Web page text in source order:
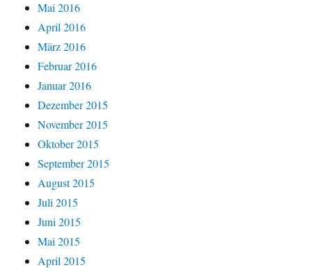
Mai 2016
April 2016
März 2016
Februar 2016
Januar 2016
Dezember 2015
November 2015
Oktober 2015
September 2015
August 2015
Juli 2015
Juni 2015
Mai 2015
April 2015